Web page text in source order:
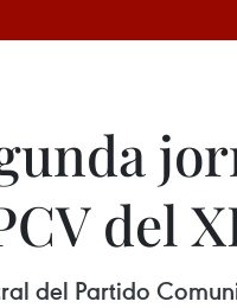
del
del Partido